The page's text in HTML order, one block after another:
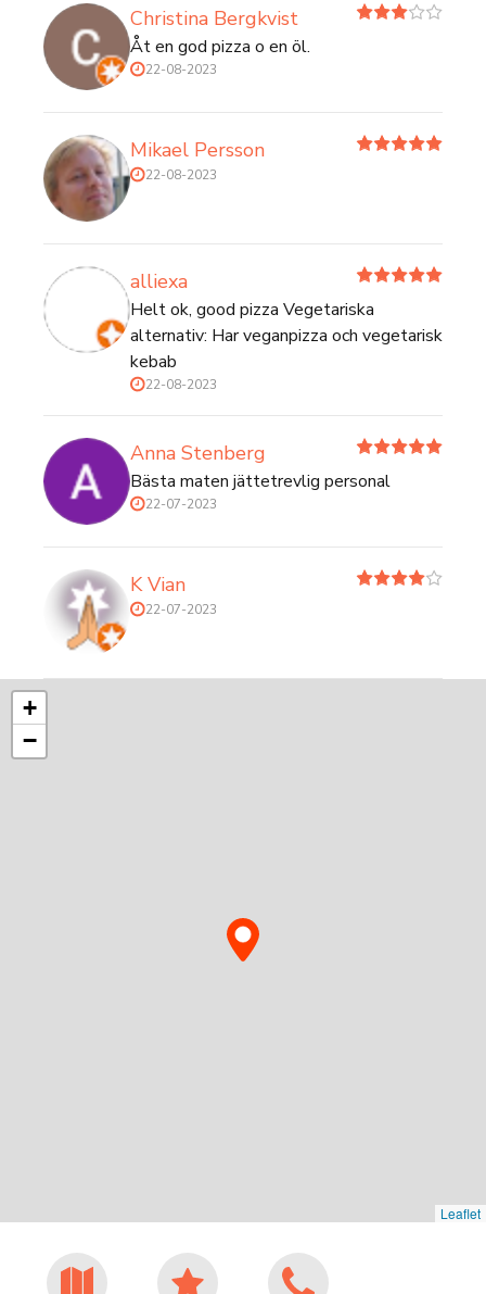
Christina Bergkvist
Åt en god pizza o en öl.
22-08-2023
Mikael Persson
22-08-2023
alliexa
Helt ok, good pizza Vegetariska
alternativ: Har veganpizza och vegetarisk
kebab
22-08-2023
Anna Stenberg
Bästa maten jättetrevlig personal
22-07-2023
K Vian
22-07-2023
+
−
Leaflet